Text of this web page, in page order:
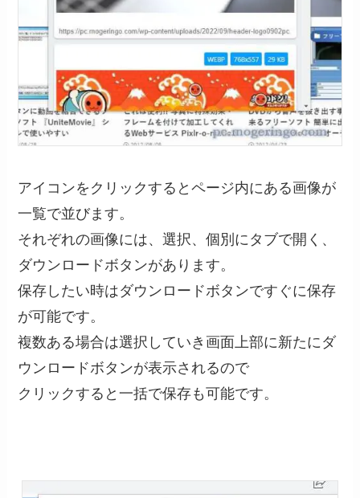
アイコンをクリックするとページ内にある画像が
一覧で並びます。
それぞれの画像には、選択、個別にタブで開く、
ダウンロードボタンがあります。
保存したい時はダウンロードボタンですぐに保存
が可能です。
複数ある場合は選択していき画面上部に新たにダ
ウンロードボタンが表示されるので
クリックすると一括で保存も可能です。